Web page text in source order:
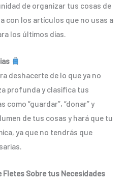
de organizar tus cosas de
con los artículos que no usas a
los últimos días.
deshacerte de lo que ya no
profunda y clasifica tus
“guardar”, “donar” y
de tus cosas y hará que tu
ya que no tendrás que
Fletes Sobre tus Necesidades